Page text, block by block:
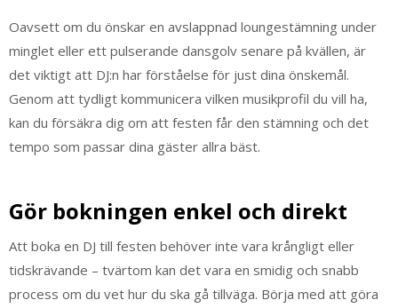
Oavsett om du önskar en avslappnad loungestämning under
minglet eller ett pulserande dansgolv senare på kvällen, är
det viktigt att DJ:n har förståelse för just dina önskemål.
Genom att tydligt kommunicera vilken musikprofil du vill ha,
kan du försäkra dig om att festen får den stämning och det
tempo som passar dina gäster allra bäst.
Gör bokningen enkel och direkt
Att boka en DJ till festen behöver inte vara krångligt eller
tidskrävande – tvärtom kan det vara en smidig och snabb
process om du vet hur du ska gå tillväga. Börja med att göra